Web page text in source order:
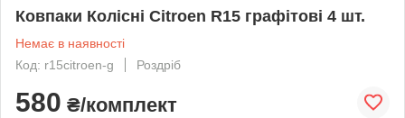
Ковпаки Колісні Citroen R15 графітові 4 шт.
Немає в наявності
Код: r15citroen-g
Роздріб
580 ₴/комплект